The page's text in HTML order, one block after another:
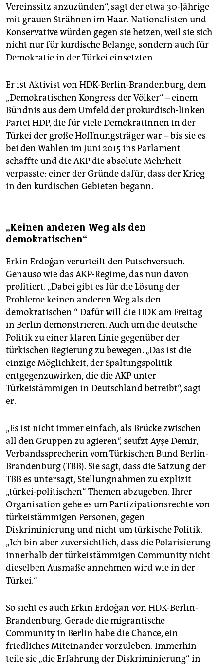
Vereinssitz anzuzünden“, sagt der etwa 30-Jährige
mit grauen Strähnen im Haar. Nationalisten und
Konservative würden gegen sie hetzen, weil sie sich
nicht nur für kurdische Belange, sondern auch für
Demokratie in der ­Türkei einsetzten.
Er ist Aktivist von HDK-Berlin-Brandenburg, dem
„Demokratischen Kongress der Völker“ – einem
Bündnis aus dem Umfeld der prokurdisch-linken
Partei HDP, die für viele DemokratInnen in der
Türkei der große Hoffnungsträger war – bis sie es
bei den Wahlen im Juni 2015 ins Parlament
schaffte und die AKP die absolute Mehrheit
verpasste: einer der Gründe dafür, dass der Krieg
in den kurdischen Gebieten begann.
„Keinen anderen Weg als den
demokratischen“
Erkin Erdoğan verurteilt den Putschversuch.
Genauso wie das AKP-Regime, das nun davon
profitiert. „Dabei gibt es für die Lösung der
Probleme keinen anderen Weg als den
demokratischen.“ Dafür will die HDK am Freitag
in Berlin demonstrieren. Auch um die deutsche
Politik zu einer klaren Linie gegenüber der
türkischen Regierung zu bewegen. „Das ist die
einzige Möglichkeit, der Spaltungspolitik
entgegenzuwirken, die die AKP unter
Türkeistämmigen in Deutschland betreibt“, sagt
er.
„Es ist nicht immer einfach, als Brücke zwischen
all den Gruppen zu agieren“, seufzt Ayşe Demir,
Verbandssprecherin vom Türkischen Bund Berlin-
Brandenburg (TBB). Sie sagt, dass die Satzung der
TBB es untersagt, Stellungnahmen zu explizit
„türkei-politischen“ Themen abzugeben. Ihrer
Organisation gehe es um Partizipationsrechte von
türkeistämmigen Personen, gegen
Diskriminierung und nicht um türkische Politik.
„Ich bin aber zuversichtlich, dass die Polarisierung
innerhalb der türkeistämmigen Community nicht
dieselben Ausmaße annehmen wird wie in der
Türkei.“
So sieht es auch Erkin Erdoğan von HDK-Berlin-
Brandenburg. Gerade die migrantische
Community in Berlin habe die Chance, ein
friedliches Miteinander vorzuleben. Immerhin
teile sie „die Erfahrung der Diskriminierung“ in